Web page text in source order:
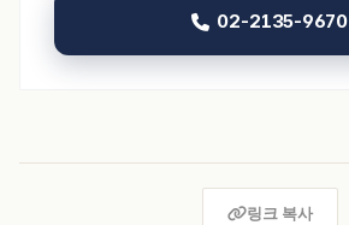
02-2135-9670
링크 복사